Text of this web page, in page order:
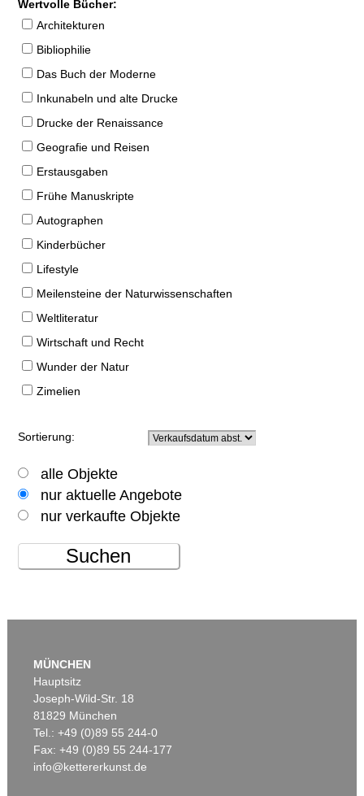
Wertvolle Bücher:
Architekturen
Bibliophilie
Das Buch der Moderne
Inkunabeln und alte Drucke
Drucke der Renaissance
Geografie und Reisen
Erstausgaben
Frühe Manuskripte
Autographen
Kinderbücher
Lifestyle
Meilensteine der Naturwissenschaften
Weltliteratur
Wirtschaft und Recht
Wunder der Natur
Zimelien
Sortierung:
alle Objekte
nur aktuelle Angebote
nur verkaufte Objekte
Suchen
MÜNCHEN
Hauptsitz
Joseph-Wild-Str. 18
81829 München
Tel.: +49 (0)89 55 244-0
Fax: +49 (0)89 55 244-177
info@kettererkunst.de